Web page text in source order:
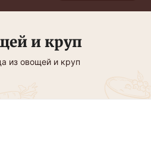
и круп
из овощей и круп